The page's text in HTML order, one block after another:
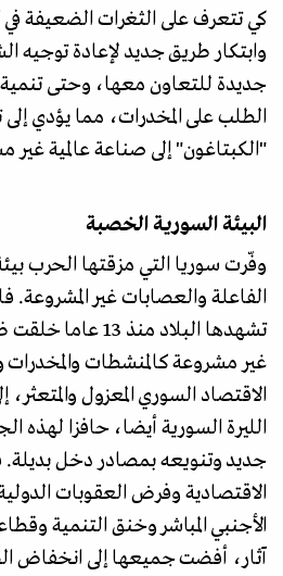
كي تتعرف على الثغرات الضعيفة
وابتكار طريق جديد لإعادة
جديدة للتعاون معها، وحتى
الطلب على المخدرات، مما يؤدي
"الكبتاغون" إلى صناعة عالمية غير
البيئة السورية الخصبة
وفّرت سوريا التي مزقتها الحرب
الفاعلة والعصابات غير المشروعة.
تشهدها البلاد منذ
غير مشروعة كالمنشطات والمخدرات
الاقتصاد السوري المعزول
الليرة السورية أيضا، حافزا
جديد وتنويعه بمصادر دخل بديلة.
الاقتصادية وفرض العقوبات
الأجنبي المباشر وخنق التنمية
آثار، أفضت جميعها إلى انخفاض